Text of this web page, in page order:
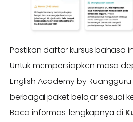
Pastikan daftar kursus bahasa
Untuk mempersiapkan masa
English Academy by
berbagai paket belajar sesuai
Baca informasi lengkapnya di